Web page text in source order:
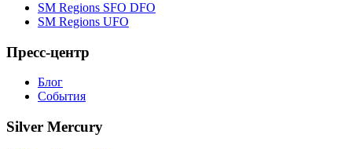
SM Regions SFO DFO
SM Regions UFO
Пресс-центр
Блог
События
Silver Mercury